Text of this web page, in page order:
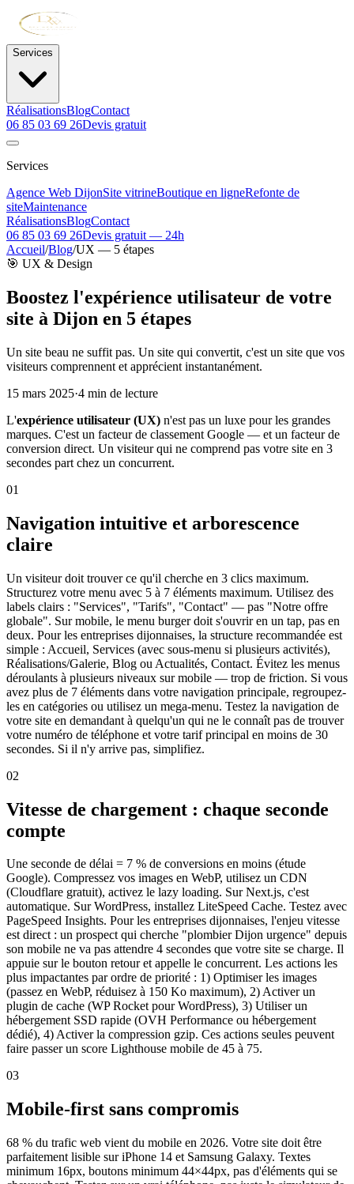
Services
RéalisationsBlogContact
06 85 03 69 26Devis gratuit
Services
Agence Web DijonSite vitrineBoutique en ligneRefonte de
siteMaintenance
RéalisationsBlogContact
06 85 03 69 26Devis gratuit — 24h
Accueil/Blog/UX — 5 étapes
🎯 UX & Design
Boostez l'expérience utilisateur de votre
site à Dijon en 5 étapes
Un site beau ne suffit pas. Un site qui convertit, c'est un site que vos
visiteurs comprennent et apprécient instantanément.
15 mars 2025·4 min de lecture
L'expérience utilisateur (UX) n'est pas un luxe pour les grandes
marques. C'est un facteur de classement Google — et un facteur de
conversion direct. Un visiteur qui ne comprend pas votre site en 3
secondes part chez un concurrent.
01
Navigation intuitive et arborescence
claire
Un visiteur doit trouver ce qu'il cherche en 3 clics maximum.
Structurez votre menu avec 5 à 7 éléments maximum. Utilisez des
labels clairs : "Services", "Tarifs", "Contact" — pas "Notre offre
globale". Sur mobile, le menu burger doit s'ouvrir en un tap, pas en
deux. Pour les entreprises dijonnaises, la structure recommandée est
simple : Accueil, Services (avec sous-menu si plusieurs activités),
Réalisations/Galerie, Blog ou Actualités, Contact. Évitez les menus
déroulants à plusieurs niveaux sur mobile — trop de friction. Si vous
avez plus de 7 éléments dans votre navigation principale, regroupez-
les en catégories ou utilisez un mega-menu. Testez la navigation de
votre site en demandant à quelqu'un qui ne le connaît pas de trouver
votre numéro de téléphone et votre tarif principal en moins de 30
secondes. Si il n'y arrive pas, simplifiez.
02
Vitesse de chargement : chaque seconde
compte
Une seconde de délai = 7 % de conversions en moins (étude
Google). Compressez vos images en WebP, utilisez un CDN
(Cloudflare gratuit), activez le lazy loading. Sur Next.js, c'est
automatique. Sur WordPress, installez LiteSpeed Cache. Testez avec
PageSpeed Insights. Pour les entreprises dijonnaises, l'enjeu vitesse
est direct : un prospect qui cherche "plombier Dijon urgence" depuis
son mobile ne va pas attendre 4 secondes que votre site se charge. Il
appuie sur le bouton retour et appelle le concurrent. Les actions les
plus impactantes par ordre de priorité : 1) Optimiser les images
(passez en WebP, réduisez à 150 Ko maximum), 2) Activer un
plugin de cache (WP Rocket pour WordPress), 3) Utiliser un
hébergement SSD rapide (OVH Performance ou hébergement
dédié), 4) Activer la compression gzip. Ces actions seules peuvent
faire passer un score Lighthouse mobile de 45 à 75.
03
Mobile-first sans compromis
68 % du trafic web vient du mobile en 2026. Votre site doit être
parfaitement lisible sur iPhone 14 et Samsung Galaxy. Textes
minimum 16px, boutons minimum 44×44px, pas d'éléments qui se